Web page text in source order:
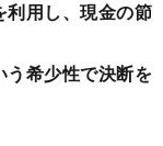
用し、現金の節
希少性で決断を